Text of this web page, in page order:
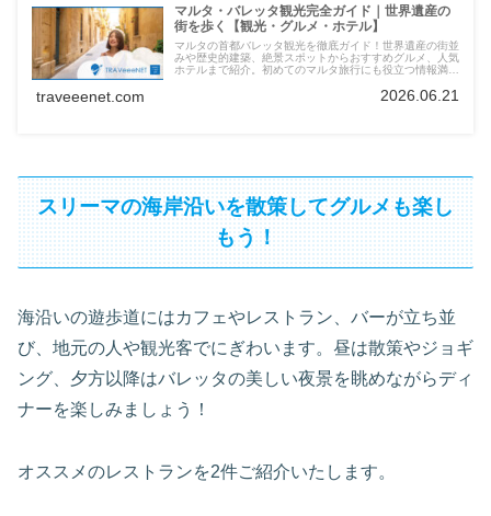
マルタ・バレッタ観光完全ガイド｜世界遺産の
街を歩く【観光・グルメ・ホテル】
マルタの首都バレッタ観光を徹底ガイド！世界遺産の街並
みや歴史的建築、絶景スポットからおすすめグルメ、人気
ホテルまで紹介。初めてのマルタ旅行にも役立つ情報満
traveeenet.com 2026.06.21
スリーマの海岸沿いを散策してグルメも楽し
もう！
海沿いの遊歩道にはカフェやレストラン、バーが立ち並
び、地元の人や観光客でにぎわいます。昼は散策やジョギ
ング、夕方以降はバレッタの美しい夜景を眺めながらディ
ナーを楽しみましょう！
オススメのレストランを2件ご紹介いたします。